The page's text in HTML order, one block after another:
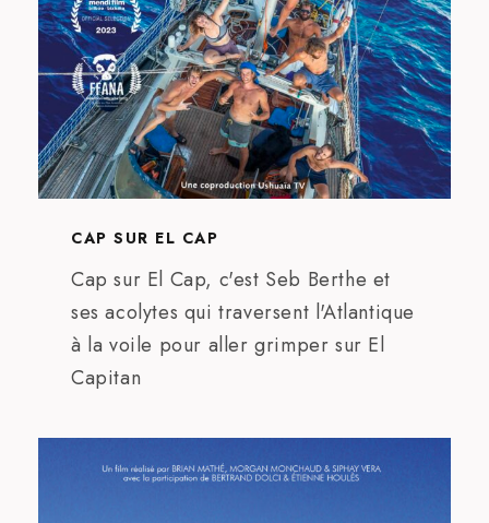
CAP SUR EL CAP
Cap sur El Cap, c'est Seb Berthe et
ses acolytes qui traversent l'Atlantique
à la voile pour aller grimper sur El
Capitan